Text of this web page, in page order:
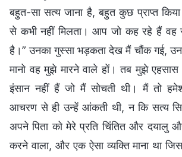
बहुत-सा सत्य जाना है, बहुत कुछ प्राप्त
से कभी नहीं मिलता। आप जो कह रहे हैं
है।” उनका गुस्सा भड़कता देख मैं चौंक गई,
मानो वह मुझे मारने वाले हों। तब मुझे
इंसान नहीं हैं जो मैं सोचती थी। मैं तो
आचरण से ही उन्हें आंकती थी, न कि सत्य
अपने पिता को मेरे प्रति चिंतित और दयालु
करने वाला, और एक ऐसा व्यक्ति माना था